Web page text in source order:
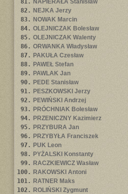
81. NAPIERAŁA Stanisław
82. NEJKA Jerzy
83. NOWAK Marcin
84. OLEJNICZAK Bolesław
85. OLEJNICZAK Walenty
86. ORWANKA Władysław
87. PAKUŁA Czesław
88. PAWEŁ Stefan
89. PAWLAK Jan
90. PEDE Stanisław
91. PESZKOWSKI Jerzy
92. PEWIŃSKI Andrzej
93. PRÓCHNIAK Bolesław
94. PRZENICZNY Kazimierz
95. PRZYBURA Jan
96. PRZYBYŁA Franciszek
97. PUK Leon
98. PYŻALSKI Konstanty
99. RACZKIEWICZ Wasław
100. RAKOWSKI Antoni
101. RATNER Maks
102. ROLIŃSKI Zygmunt